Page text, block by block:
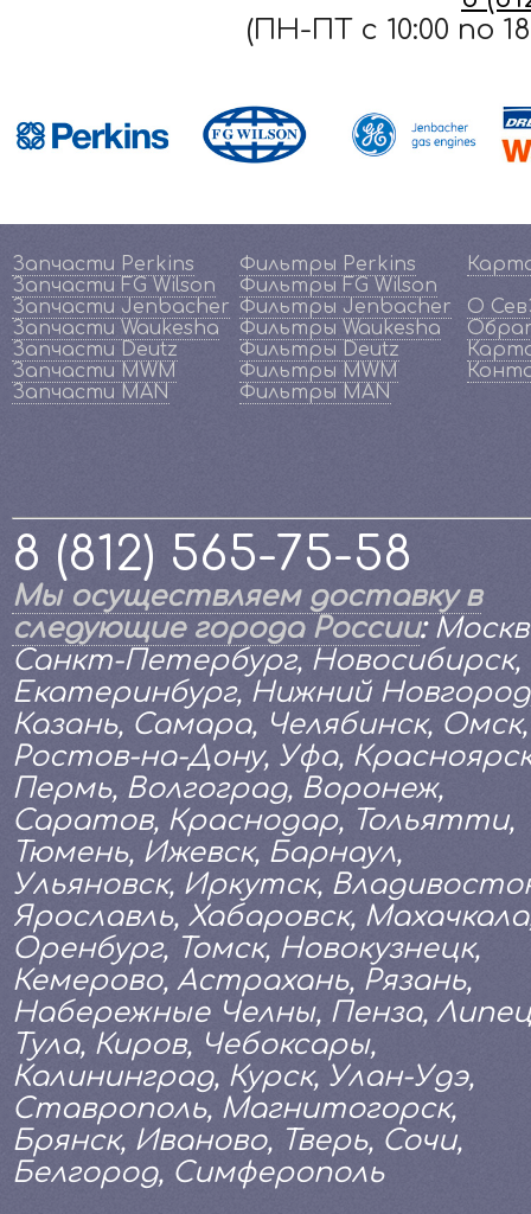
(ПН-ПТ c 10:00 по
Запчасти Perkins
Запчасти FG Wilson
Запчасти Jenbacher
Запчасти Waukesha
Запчасти Deutz
Запчасти MWM
Запчасти MAN
Фильтры Perkins
Фильтры FG Wilson
Фильтры Jenbacher
Фильтры Waukesha
Фильтры Deutz
Фильтры MWM
Фильтры MAN
О
8 (812) 565-75-58
Мы осуществляем доставку в
следующие города России:
Санкт-Петербург, Новосибирск,
Екатеринбург, Нижний
Казань, Самара, Челябинск, Омск,
Ростов-на-Дону, Уфа,
Пермь, Волгоград, Воронеж,
Саратов, Краснодар, Тольятти,
Тюмень, Ижевск, Барнаул,
Ульяновск, Иркутск,
Ярославль, Хабаровск,
Оренбург, Томск, Новокузнецк,
Кемерово, Астрахань, Рязань,
Набережные Челны, Пенза,
Тула, Киров, Чебоксары,
Калининград, Курск, Улан-Удэ,
Ставрополь, Магнитогорск,
Брянск, Иваново, Тверь, Сочи,
Белгород, Симферополь